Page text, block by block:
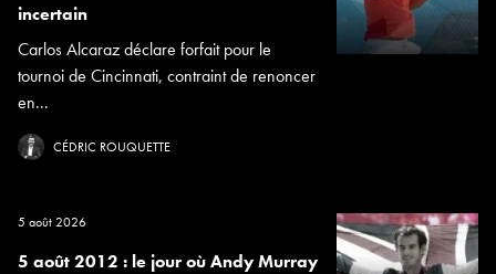
incertain
Carlos Alcaraz déclare forfait pour le
tournoi de Cincinnati, contraint de renoncer
en...
CÉDRIC ROUQUETTE
5 août 2026
5 août 2012 : le jour où Andy Murray